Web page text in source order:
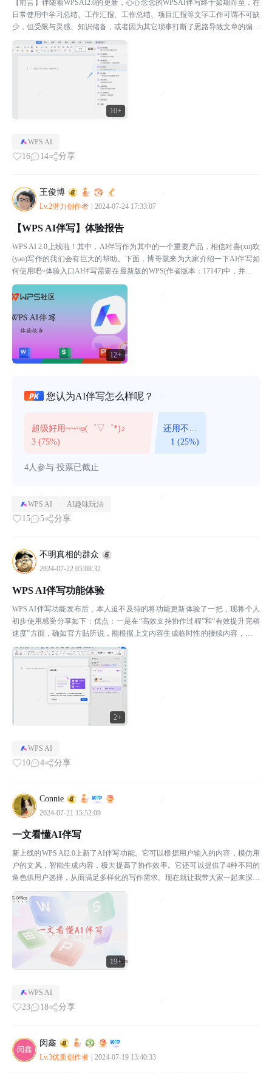
10+
【前言】伴随着WPSAI2.0的更新，心心念念的WPSAI伴写终于如期而至，在
日常使用中学习总结、工作汇报、工作总结、项目汇报等文字工作可谓不可缺
少，但受限与灵感、知识储备，或者因为其它琐事打断了思路导致文章的编写
不能连续从而可能导致文章的割裂感，在WPS...
WPS AI
16 14 分享
王俊博
Lv.2潜力创作者 2024-07-24 17:33:07
12+
【WPS AI伴写】体验报告
WPS AI 2.0上线啦！其中，AI伴写作为其中的一个重要产品，相信对喜(xu)欢
(yao)写作的我们会有巨大的帮助。下面，博哥就来为大家介绍一下AI伴写如
何使用吧~体验入口AI伴写需要在最新版的WPS(作者版本：17147)中，并且拥
有AI体验官权益(...
您认为AI伴写怎么样呢？
超级好用~~~φ(゜▽゜*)♪
3 (75%)
还用不习
惯呢~~~
இ௰இ
1 (25%)
4人参与 投票已截止
WPS AI AI趣味玩法
15 5 分享
不明真相的群众
2024-07-22 05:08:32
2+
WPS AI伴写功能体验
WPS AI伴写功能发布后，本人迫不及待的将功能更新体验了一把，现将个人
初步使用感受分享如下：优点：一是在“高效支持协作过程”和“有效提升完稿
速度”方面，确如官方贴所说，能根据上文内容生成临时性的接续内容，且可
利用快捷键进行确认或新生成，对不靠模版自行撰写...
WPS AI
10 4 分享
Connie
2024-07-21 15:52:09
19+
一文看懂AI伴写
新上线的WPS AI2.0上新了AI伴写功能。它可以根据用户输入的内容，模仿用
户的文风，智能生成内容，极大提高了协作效率。它还可以提供了4种不同的
角色供用户选择，从而满足多样化的写作需求。现在就让我带大家一起来深度
体验一下AI伴写的功能吧。使用入口我们先来...
WPS AI
23 18 分享
闵鑫
Lv.3优质创作者 2024-07-19 13:40:33